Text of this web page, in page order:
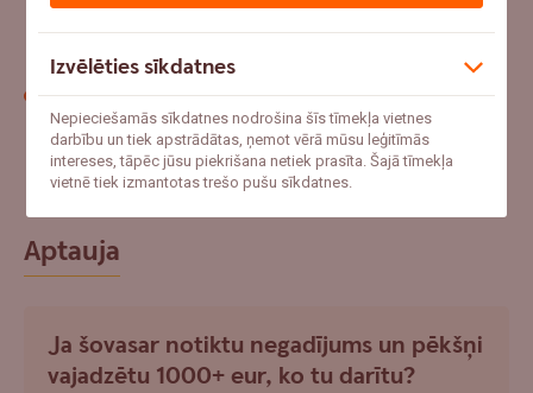
Tā ir iespēja sākt un attīstīt ilgtermiņa komunikāciju
Citu jomas ekspertu padomus un pieredzi uzzini
šeit:Swedbank e-komercijai
Aptauja
Ja šovasar notiktu negadījums un pēkšņi
vajadzētu 1000+ eur, ko tu darītu?
Izvēlēties sīkdatnes
Nepieciešamās sīkdatnes nodrošina šīs tīmekļa vietnes
darbību un tiek apstrādātas, ņemot vērā mūsu leģitīmās
intereses, tāpēc jūsu piekrišana netiek prasīta. Šajā tīmekļa
vietnē tiek izmantotas trešo pušu sīkdatnes.